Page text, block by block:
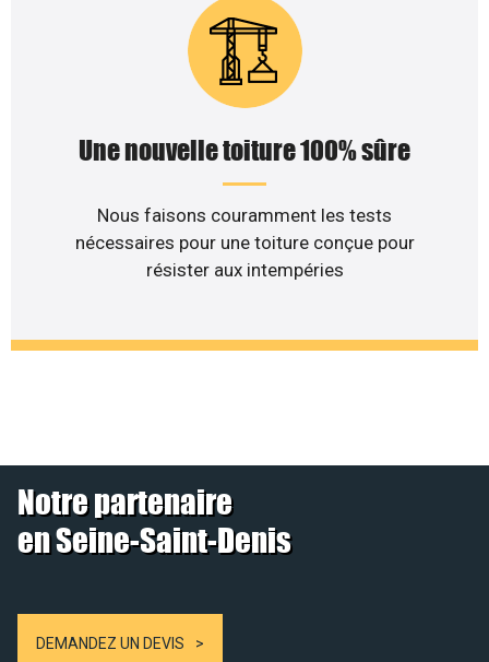
Une nouvelle toiture 100% sûre
Nous faisons couramment les tests
nécessaires pour une toiture conçue pour
résister aux intempéries
Notre partenaire
en Seine-Saint-Denis
DEMANDEZ UN DEVIS